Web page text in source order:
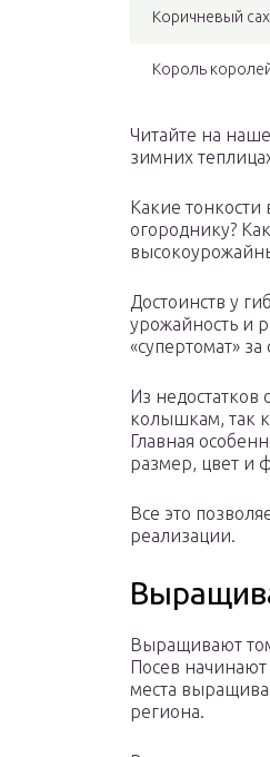
Коричневый
Король
Читайте на
зимних
Какие
огороднику?
Достоинств у
урожайность и
«супертомат»
Из
колышкам, так
Главная
размер, цвет и
Все это
реализации.
Выращивают
Посев
места
региона.